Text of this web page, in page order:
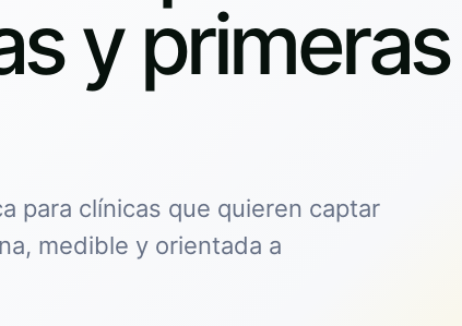
y primeras
para clínicas que quieren captar
medible y orientada a